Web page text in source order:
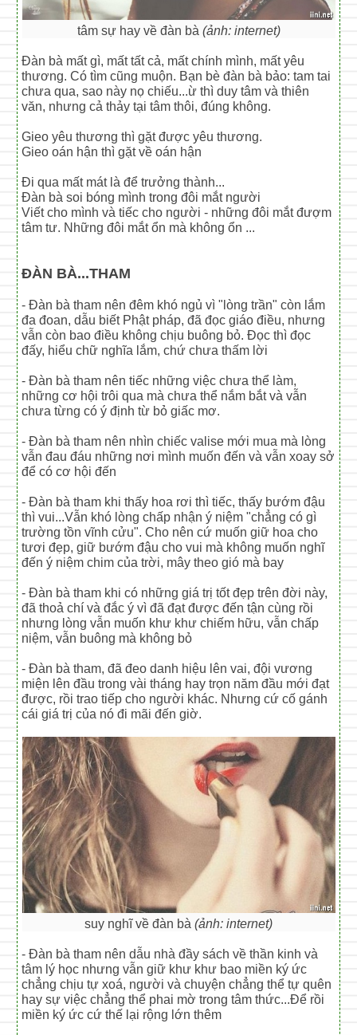
tâm sự hay về đàn bà (ảnh: internet)
Đàn bà mất gì, mất tất cả, mất chính mình, mất yêu
thương. Có tìm cũng muộn. Bạn bè đàn bà bảo: tam tai
chưa qua, sao này nọ chiếu...ừ thì duy tâm và thiên
văn, nhưng cả thảy tại tâm thôi, đúng không.
Gieo yêu thương thì gặt được yêu thương.
Gieo oán hận thì gặt về oán hận
Đi qua mất mát là để trưởng thành...
Đàn bà soi bóng mình trong đôi mắt người
Viết cho mình và tiếc cho người - những đôi mắt đượm
tâm tư. Những đôi mắt ổn mà không ổn ...
ĐÀN BÀ...THAM
- Đàn bà tham nên đêm khó ngủ vì "lòng trần" còn lắm
đa đoan, dẫu biết Phật pháp, đã đọc giáo điều, nhưng
vẫn còn bao điều không chịu buông bỏ. Đọc thì đọc
đấy, hiểu chữ nghĩa lắm, chứ chưa thấm lời
- Đàn bà tham nên tiếc những việc chưa thể làm,
những cơ hội trôi qua mà chưa thể nắm bắt và vẫn
chưa từng có ý định từ bỏ giấc mơ.
- Đàn bà tham nên nhìn chiếc valise mới mua mà lòng
vẫn đau đáu những nơi mình muốn đến và vẫn xoay sở
để có cơ hội đến
- Đàn bà tham khi thấy hoa rơi thì tiếc, thấy bướm đậu
thì vui...Vẫn khó lòng chấp nhận ý niệm "chẳng có gì
trường tồn vĩnh cửu". Cho nên cứ muốn giữ hoa cho
tươi đẹp, giữ bướm đậu cho vui mà không muốn nghĩ
đến ý niệm chim của trời, mây theo gió mà bay
- Đàn bà tham khi có những giá trị tốt đẹp trên đời này,
đã thoả chí và đắc ý vì đã đạt được đến tận cùng rồi
nhưng lòng vẫn muốn khư khư chiếm hữu, vẫn chấp
niệm, vẫn buông mà không bỏ
- Đàn bà tham, đã đeo danh hiệu lên vai, đội vương
miện lên đầu trong vài tháng hay trọn năm đầu mới đạt
được, rồi trao tiếp cho người khác. Nhưng cứ cố gánh
cái giá trị của nó đi mãi đến giờ.
suy nghĩ về đàn bà (ảnh: internet)
- Đàn bà tham nên dẫu nhà đầy sách về thần kinh và
tâm lý học nhưng vẫn giữ khư khư bao miền ký ức
chẳng chịu tự xoá, người và chuyện chẳng thể tự quên
hay sự việc chẳng thể phai mờ trong tâm thức...Để rồi
miền ký ức cứ thế lại rộng lớn thêm